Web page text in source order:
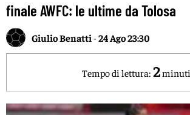
finale AWFC: le ultime da Tolosa
Giulio Benatti -24 Ago 23:30
Tempo di lettura: 2minuti